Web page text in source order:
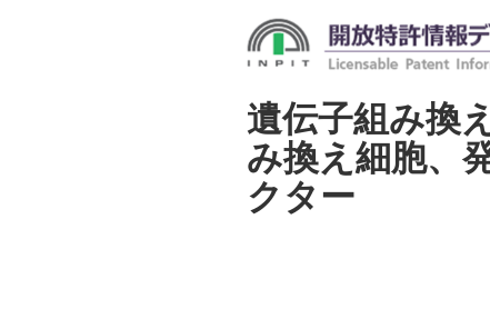
遺伝子組み換
み換え細胞、
クター